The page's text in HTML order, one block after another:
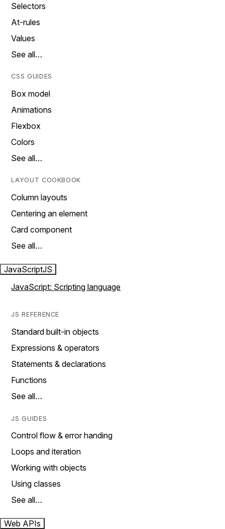
Selectors
At-rules
Values
See all…
CSS GUIDES
Box model
Animations
Flexbox
Colors
See all…
LAYOUT COOKBOOK
Column layouts
Centering an element
Card component
See all…
JavaScriptJS
JavaScript: Scripting language
JS REFERENCE
Standard built-in objects
Expressions & operators
Statements & declarations
Functions
See all…
JS GUIDES
Control flow & error handing
Loops and iteration
Working with objects
Using classes
See all…
Web APIs